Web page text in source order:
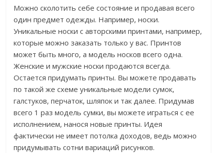
Можно сколотить себе состояние и продавая всего
один предмет одежды. Например, носки.
Уникальные носки с авторскими принтами, например,
которые можно заказать только у вас. Принтов
может быть много, а модель носков всего одна.
Женские и мужские носки продаются всегда.
Остается придумать принты. Вы можете продавать
по такой же схеме уникальные модели сумок,
галстуков, перчаток, шляпок и так далее. Придумав
всего 1 раз модель сумки, вы можете играться с ее
исполнением, нанося новые принты. Идея
фактически не имеет потолка доходов, ведь можно
придумывать сотни вариаций рисунков.